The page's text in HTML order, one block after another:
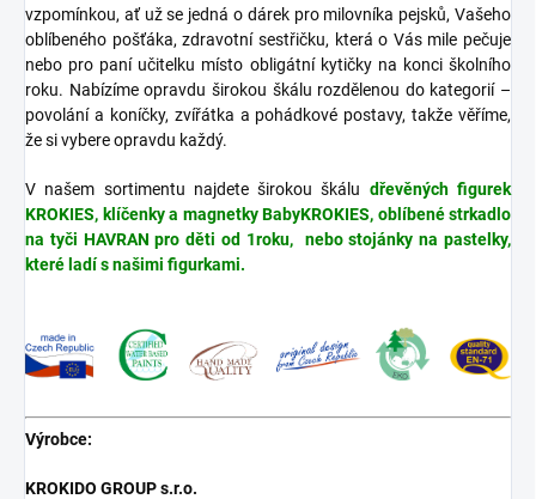
vzpomínkou, ať už se jedná o dárek pro milovníka pejsků, Vašeho
oblíbeného pošťáka, zdravotní sestřičku, která o Vás mile pečuje
nebo pro paní učitelku místo obligátní kytičky na konci školního
roku. Nabízíme opravdu širokou škálu rozdělenou do kategorií –
povolání a koníčky, zvířátka a pohádkové postavy, takže věříme,
že si vybere opravdu každý.
V našem sortimentu najdete širokou škálu dřevěných figurek
KROKIES, klíčenky a magnetky BabyKROKIES, oblíbené strkadlo
na tyči HAVRAN pro děti od 1roku, nebo stojánky na pastelky,
které ladí s našimi figurkami.
Výrobce:
KROKIDO GROUP s.r.o.